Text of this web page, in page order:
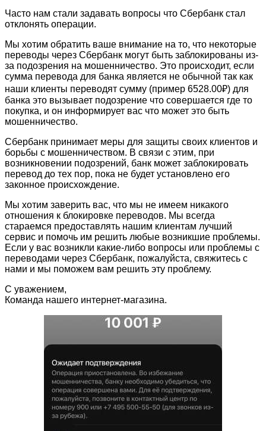
Часто нам стали задавать вопросы что Сбербанк стал
отклонять операции.
Мы хотим обратить ваше внимание на то, что некоторые
переводы через Сбербанк могут быть заблокированы из-
за подозрения на мошенничество. Это происходит, если
сумма перевода для банка является не обычной так как
наши клиенты переводят сумму (пример 6528.00₽) для
банка это вызывает подозрение что совершается где то
покупка, и он информирует вас что может это быть
мошенничество.
Сбербанк принимает меры для защиты своих клиентов и
борьбы с мошенничеством. В связи с этим, при
возникновении подозрений, банк может заблокировать
перевод до тех пор, пока не будет установлено его
законное происхождение.
Мы хотим заверить вас, что мы не имеем никакого
отношения к блокировке переводов. Мы всегда
стараемся предоставлять нашим клиентам лучший
сервис и помочь им решить любые возникшие проблемы.
Если у вас возникли какие-либо вопросы или проблемы с
переводами через Сбербанк, пожалуйста, свяжитесь с
нами и мы поможем вам решить эту проблему.
С уважением,
Команда нашего интернет-магазина.